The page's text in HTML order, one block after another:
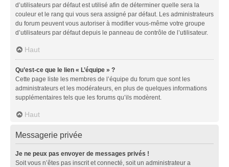
d’utilisateurs par défaut est utilisé afin de déterminer quelle sera la
couleur et le rang qui vous sera assigné par défaut. Les administrateurs
du forum peuvent vous autoriser à modifier vous-même votre groupe
d’utilisateurs par défaut depuis le panneau de contrôle de l’utilisateur.
Haut
Qu’est-ce que le lien « L’équipe » ?
Cette page liste les membres de l’équipe du forum que sont les
administrateurs et les modérateurs, en plus de quelques informations
supplémentaires tels que les forums qu’ils modèrent.
Haut
Messagerie privée
Je ne peux pas envoyer de messages privés !
Soit vous n’êtes pas inscrit et connecté, soit un administrateur a